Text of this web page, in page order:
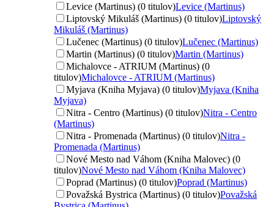
Levice (Martinus) (0 titulov)Levice (Martinus)
Liptovský Mikuláš (Martinus) (0 titulov)Liptovský
Mikuláš (Martinus)
Lučenec (Martinus) (0 titulov)Lučenec (Martinus)
Martin (Martinus) (0 titulov)Martin (Martinus)
Michalovce - ATRIUM (Martinus) (0
titulov)Michalovce - ATRIUM (Martinus)
Myjava (Kniha Myjava) (0 titulov)Myjava (Kniha
Myjava)
Nitra - Centro (Martinus) (0 titulov)Nitra - Centro
(Martinus)
Nitra - Promenada (Martinus) (0 titulov)Nitra -
Promenada (Martinus)
Nové Mesto nad Váhom (Kniha Malovec) (0
titulov)Nové Mesto nad Váhom (Kniha Malovec)
Poprad (Martinus) (0 titulov)Poprad (Martinus)
Považská Bystrica (Martinus) (0 titulov)Považská